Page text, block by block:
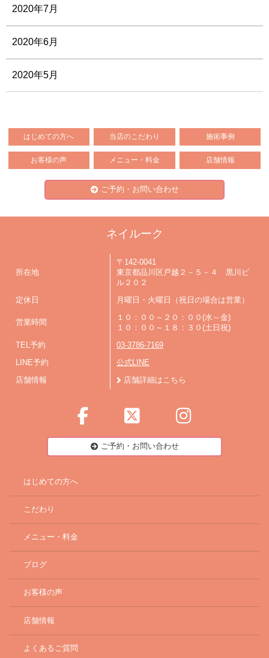
2020年7月
2020年6月
2020年5月
はじめての方へ 当店のこだわり 施術事例
お客様の声 メニュー・料金 店舗情報
ご予約・お問い合わせ
ネイルーク
所在地
〒142-0041
東京都品川区戸越２－５－４ 黒川ビ
ル２０２
定休日 月曜日・火曜日（祝日の場合は営業）
営業時間
１０：００～２０：００(水～金)
１０：００～１８：３０(土日祝)
TEL予約 03-3786-7169
LINE予約 公式LINE
店舗情報 店舗詳細はこちら
ご予約・お問い合わせ
はじめての方へ
こだわり
メニュー・料金
ブログ
お客様の声
店舗情報
よくあるご質問